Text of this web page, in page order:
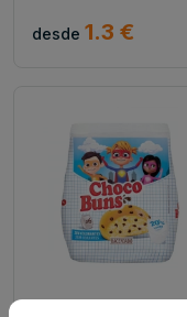
desde 1.3 €